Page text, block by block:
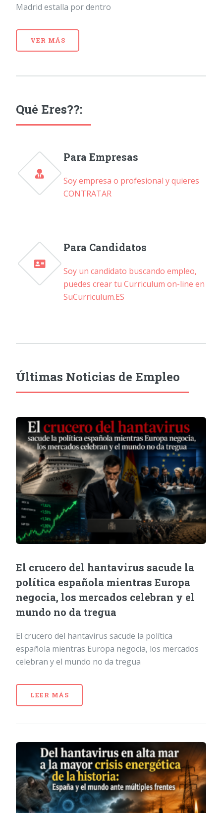
Madrid estalla por dentro
VER MÁS
Qué Eres??:
Para Empresas
Soy empresa o profesional y quieres
CONTRATAR
Para Candidatos
Soy un candidato buscando empleo,
puedes crear tu Curriculum on-line en
SuCurriculum.ES
Últimas Noticias de Empleo
El crucero del hantavirus sacude la
política española mientras Europa
negocia, los mercados celebran y el
mundo no da tregua
El crucero del hantavirus sacude la política
española mientras Europa negocia, los mercados
celebran y el mundo no da tregua
LEER MÁS